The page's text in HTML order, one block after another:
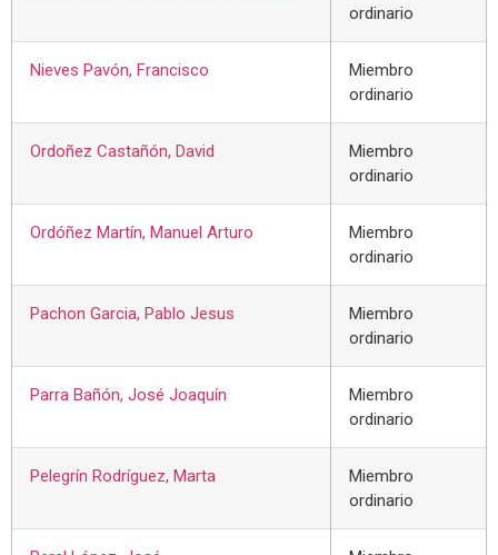
ordinario
Nieves Pavón, Francisco
Miembro
ordinario
Ordoñez Castañón, David
Miembro
ordinario
Ordóñez Martín, Manuel Arturo
Miembro
ordinario
Pachon Garcia, Pablo Jesus
Miembro
ordinario
Parra Bañón, José Joaquín
Miembro
ordinario
Pelegrín Rodríguez, Marta
Miembro
ordinario